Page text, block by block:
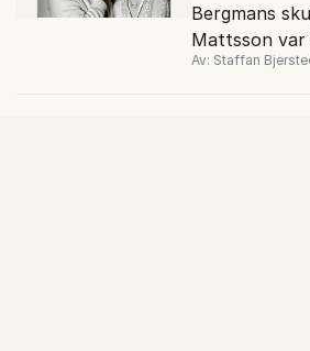
Bergmans
Mattsson var
Sveriges
Av: Staffan